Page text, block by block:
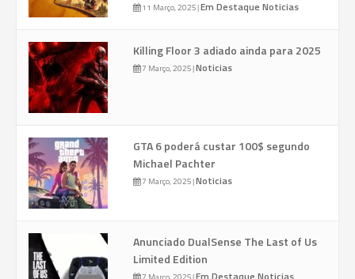
11 Março, 2025|Em Destaque Noticias
Killing Floor 3 adiado ainda para 2025
7 Março, 2025|Noticias
GTA 6 poderá custar 100$ segundo
Michael Pachter
7 Março, 2025|Noticias
Anunciado DualSense The Last of Us
Limited Edition